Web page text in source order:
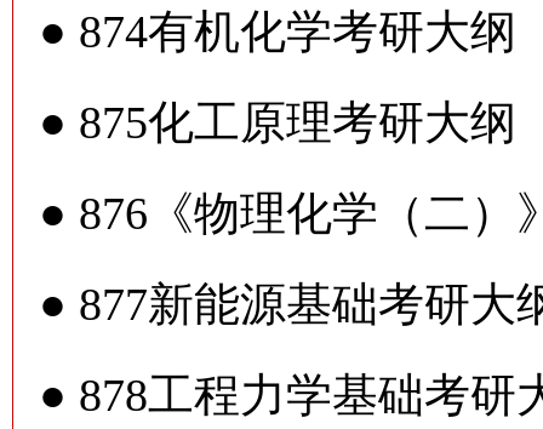
● 874有机化学考研大纲
● 875化工原理考研大纲
● 876《物理化学（二）
● 877新能源基础考研大
● 878工程力学基础考研